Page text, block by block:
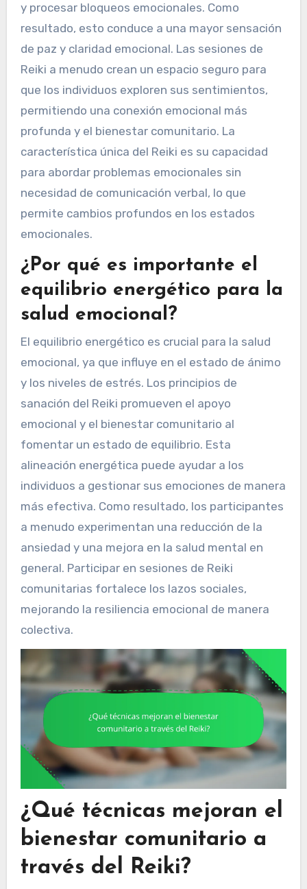
y procesar bloqueos emocionales. Como
resultado, esto conduce a una mayor sensación
de paz y claridad emocional. Las sesiones de
Reiki a menudo crean un espacio seguro para
que los individuos exploren sus sentimientos,
permitiendo una conexión emocional más
profunda y el bienestar comunitario. La
característica única del Reiki es su capacidad
para abordar problemas emocionales sin
necesidad de comunicación verbal, lo que
permite cambios profundos en los estados
emocionales.
¿Por qué es importante el
equilibrio energético para la
salud emocional?
El equilibrio energético es crucial para la salud
emocional, ya que influye en el estado de ánimo
y los niveles de estrés. Los principios de
sanación del Reiki promueven el apoyo
emocional y el bienestar comunitario al
fomentar un estado de equilibrio. Esta
alineación energética puede ayudar a los
individuos a gestionar sus emociones de manera
más efectiva. Como resultado, los participantes
a menudo experimentan una reducción de la
ansiedad y una mejora en la salud mental en
general. Participar en sesiones de Reiki
comunitarias fortalece los lazos sociales,
mejorando la resiliencia emocional de manera
colectiva.
¿Qué técnicas mejoran el
bienestar comunitario a
través del Reiki?